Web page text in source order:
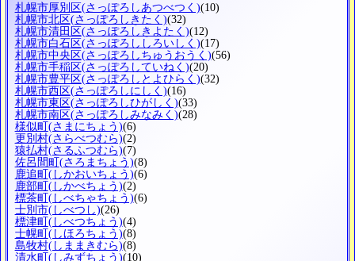
札幌市厚別区(さっぽろしあつべつく)(10)
札幌市北区(さっぽろしきたく)(32)
札幌市清田区(さっぽろしきよたく)(12)
札幌市白石区(さっぽろししろいしく)(17)
札幌市中央区(さっぽろしちゅうおうく)(56)
札幌市手稲区(さっぽろしていねく)(20)
札幌市豊平区(さっぽろしとよひらく)(32)
札幌市西区(さっぽろしにしく)(16)
札幌市東区(さっぽろしひがしく)(33)
札幌市南区(さっぽろしみなみく)(28)
様似町(さまにちょう)(6)
更別村(さらべつむら)(2)
猿払村(さるふつむら)(7)
佐呂間町(さろまちょう)(8)
鹿追町(しかおいちょう)(6)
鹿部町(しかべちょう)(2)
標茶町(しべちゃちょう)(6)
士別市(しべつし)(26)
標津町(しべつちょう)(4)
士幌町(しほろちょう)(8)
島牧村(しままきむら)(8)
清水町(しみずちょう)(10)